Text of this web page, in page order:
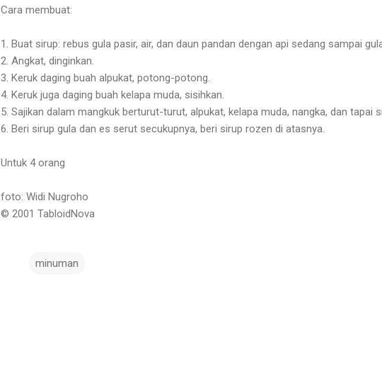
Cara membuat:
1. Buat sirup: rebus gula pasir, air, dan daun pandan dengan api sedang sampai
2. Angkat, dinginkan.
3. Keruk daging buah alpukat, potong-potong.
4. Keruk juga daging buah kelapa muda, sisihkan.
5. Sajikan dalam mangkuk berturut-turut, alpukat, kelapa muda, nangka, dan tapai
6. Beri sirup gula dan es serut secukupnya, beri sirup rozen di atasnya.
Untuk 4 orang
foto: Widi Nugroho
© 2001 TabloidNova
minuman